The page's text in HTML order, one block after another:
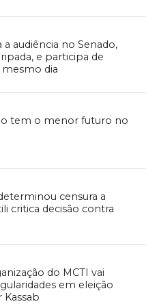
a audiência no Senado,
e participa de
dia
tem o menor futuro no
censura a
critica decisão contra
do MCTI vai
em eleição
Kassab